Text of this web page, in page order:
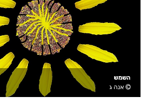
השמש
אנה ג